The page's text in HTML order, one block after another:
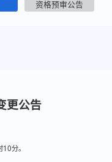
资格预审公告
更公告
分。